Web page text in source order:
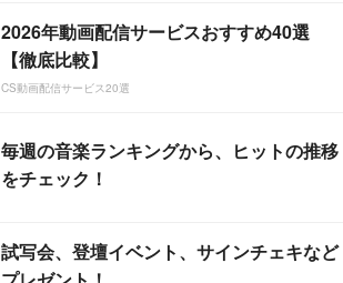
2026年動画配信サービスおすすめ40選
【徹底比較】
CS動画配信サービス20選
毎週の音楽ランキングから、ヒットの推移
をチェック！
試写会、登壇イベント、サインチェキなど